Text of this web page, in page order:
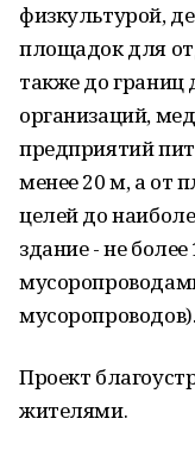
физкультурой,
площадок для
также до
организаций,
предприятий
менее 20 м, а от
целей до
здание - не
Проект
жителями.